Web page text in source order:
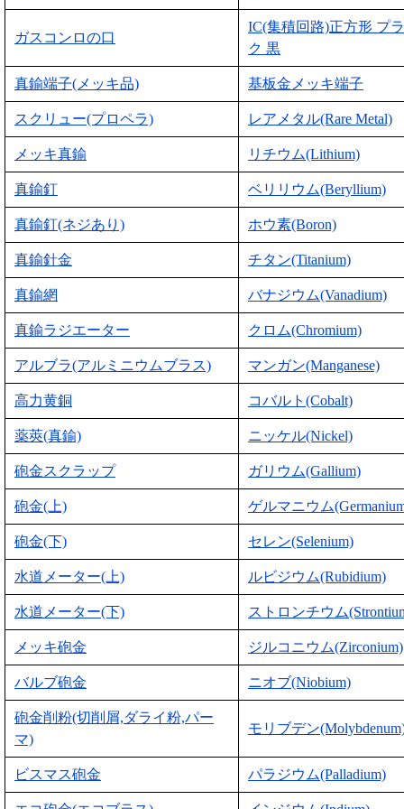
ガスコンロの口
IC(集積回路)正方形 プ
ク 黒
真鍮端子(メッキ品) 基板金メッキ端子
スクリュー(プロペラ) レアメタル(Rare Metal)
メッキ真鍮 リチウム(Lithium)
真鍮釘 ベリリウム(Beryllium)
真鍮釘(ネジあり) ホウ素(Boron)
真鍮針金 チタン(Titanium)
真鍮網 バナジウム(Vanadium)
真鍮ラジエーター クロム(Chromium)
アルブラ(アルミニウムブラス) マンガン(Manganese)
高力黄銅 コバルト(Cobalt)
薬莢(真鍮) ニッケル(Nickel)
砲金スクラップ ガリウム(Gallium)
砲金(上) ゲルマニウム
砲金(下) セレン(Selenium)
水道メーター(上) ルビジウム(Rubidium)
水道メーター(下) ストロンチウム
メッキ砲金 ジルコニウム(Zirconium)
バルブ砲金 ニオブ(Niobium)
砲金削粉(切削屑,ダライ粉,パー
マ)
モリブデン
ビスマス砲金 パラジウム(Palladium)